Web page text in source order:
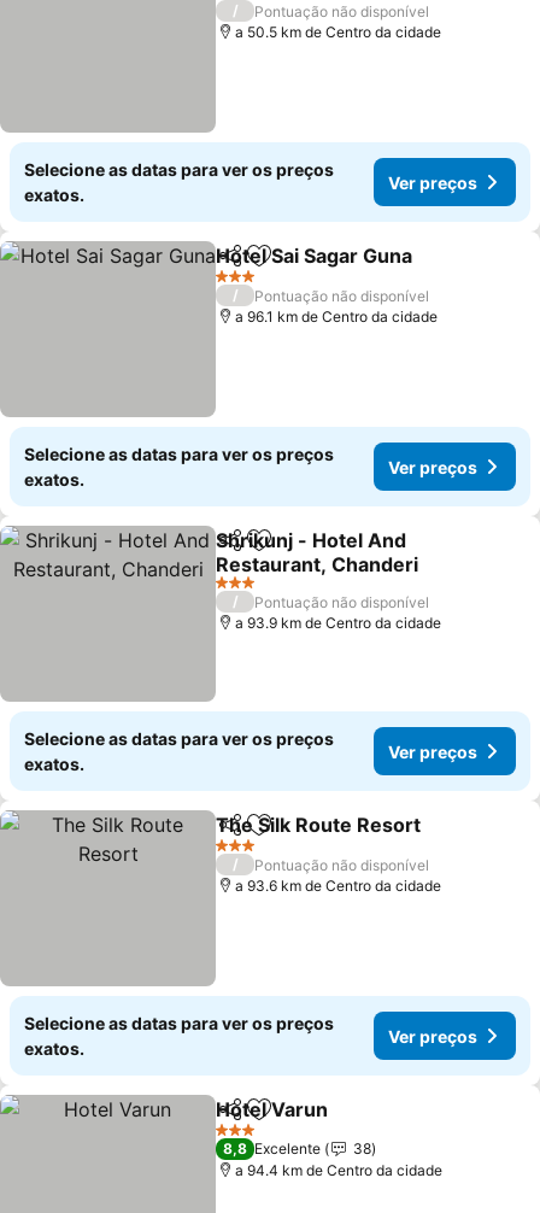
/
Pontuação não disponível
a 50.5 km de Centro da cidade
Selecione as datas para ver os preços
exatos.
Ver preços
PartilharAdicionar aos favoritos
Hotel Sai Sagar Guna
3 Estrelas
/
Pontuação não disponível
a 96.1 km de Centro da cidade
Selecione as datas para ver os preços
exatos.
Ver preços
PartilharAdicionar aos favoritos
Shrikunj - Hotel And
Restaurant, Chanderi
Ver preços
3 Estrelas
/
Pontuação não disponível
a 93.9 km de Centro da cidade
Selecione as datas para ver os preços
exatos.
Ver preços
PartilharAdicionar aos favoritos
The Silk Route Resort
3 Estrelas
/
Pontuação não disponível
a 93.6 km de Centro da cidade
Selecione as datas para ver os preços
exatos.
Ver preços
PartilharAdicionar aos favoritos
Hotel Varun
3 Estrelas
8,8 Excelente
38
a 94.4 km de Centro da cidade